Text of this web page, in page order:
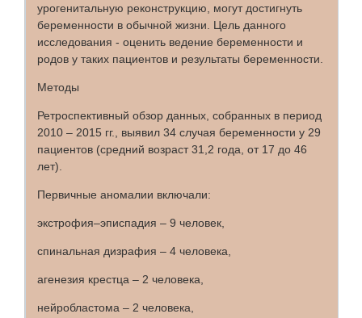
урогенитальную реконструкцию, могут достигнуть
беременности в обычной жизни. Цель данного
исследования - оценить ведение беременности и
родов у таких пациентов и результаты беременности.
Методы
Ретроспективный обзор данных, собранных в период
2010 – 2015 гг., выявил 34 случая беременности у 29
пациентов (средний возраст 31,2 года, от 17 до 46
лет).
Первичные аномалии включали:
экстрофия–эписпадия – 9 человек,
спинальная дизрафия – 4 человека,
агенезия крестца – 2 человека,
нейробластома – 2 человека,